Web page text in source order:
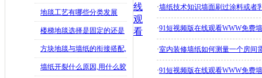
发展
地毯工艺有哪些分类发展
史,202
楼梯地毯选择是固定的还是
可移动好
方块地毯与墙纸的衔接搭配,
如何让
墙纸开裂什么原因,用什么胶
·墙纸技术知识墙面刷过涂料或者
·91短视频版在线观看WWW免费
·室内装修墙纸如何测量一个房间
·91短视频版在线观看WWW免费
线
观
看